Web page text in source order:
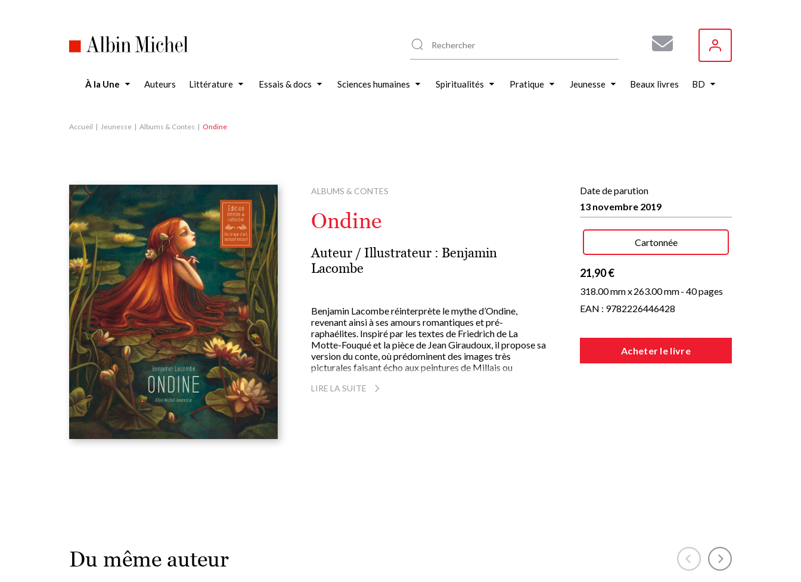
À la Une Auteurs Littérature Essais & docs Sciences humaines Spiritualités Pratique Jeunesse Beaux livres BD
Accueil Jeunesse Albums & Contes Ondine
ALBUMS & CONTES
Ondine
Auteur / Illustrateur : Benjamin
Lacombe
Benjamin Lacombe réinterprète le mythe d’Ondine,
revenant ainsi à ses amours romantiques et pré-
raphaélites. Inspiré par les textes de Friedrich de La
Motte-Fouqué et la pièce de Jean Giraudoux, il propose sa
version du conte, où prédominent des images très
picturales faisant écho aux peintures de Millais ou
émerger toute la sensualité et la transparence de cet
LIRE LA SUITE
Date de parution
13 novembre 2019
Cartonnée
21,90 €
318.00 mm x263.00 mm- 40 pages
EAN : 9782226446428
Acheter le livre
Du même auteur